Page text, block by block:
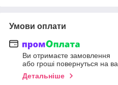
Умови оплати
Ви отримаєте замовлення
або гроші повернуться на
Детальніше